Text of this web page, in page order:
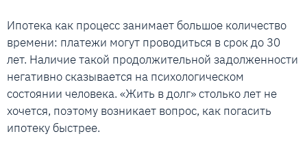
Ипотека как процесс занимает большое количество
времени: платежи могут проводиться в срок до 30
лет. Наличие такой продолжительной задолженности
негативно сказывается на психологическом
состоянии человека. «Жить в долг» столько лет не
хочется, поэтому возникает вопрос, как погасить
ипотеку быстрее.